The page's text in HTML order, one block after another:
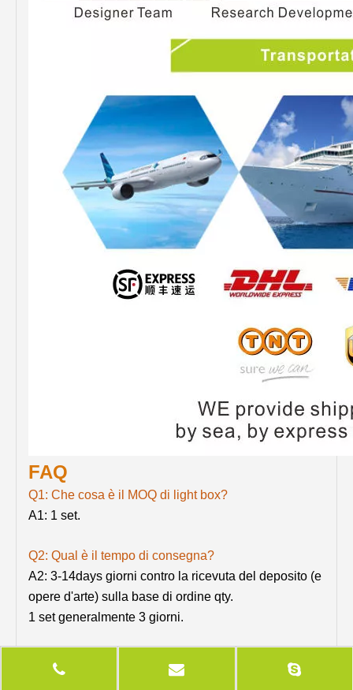
FAQ
Q1: Che cosa è il MOQ di light box?
A1: 1 set.
Q2: Qual è il tempo di consegna?
A2: 3-14days giorni contro la ricevuta del deposito (e
opere d'arte) sulla base di ordine qty.
1 set generalmente 3 giorni.
A3: T / T, Western Union, PayPal, MoneyGram, L / C,